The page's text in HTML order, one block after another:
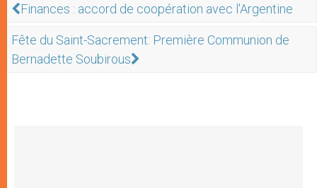
Finances : accord de coopération avec l'Argentine
Fête du Saint-Sacrement: Première Communion de
Bernadette Soubirous